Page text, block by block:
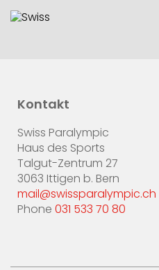
Kontakt
Swiss Paralympic
Haus des Sports
Talgut-Zentrum 27
3063 Ittigen b. Bern
mail@swissparalympic.ch
Phone 031 533 70 80